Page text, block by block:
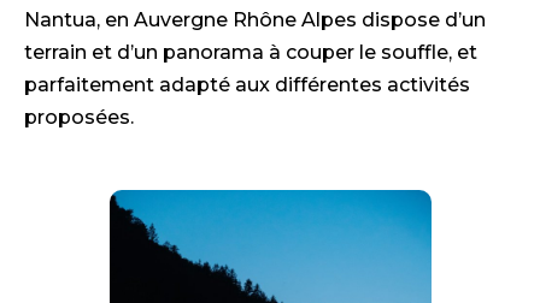
Nantua, en Auvergne Rhône Alpes dispose d’un
terrain et d’un panorama à couper le souffle, et
parfaitement adapté aux différentes activités
proposées.